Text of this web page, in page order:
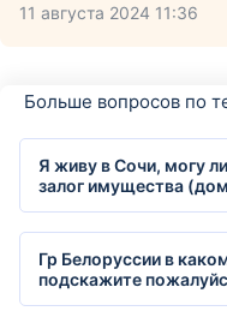
11 августа 2024 11:36
Больше вопросов по
Я живу в Сочи, могу
залог имущества
Гр Белоруссии в
подскажите